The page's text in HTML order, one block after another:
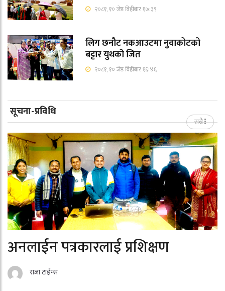
२०८१, १० जेष्ठ बिहीबार १७:३९
लिग छनौट नकआउटमा नुवाकोटको
बट्टार युथको जित
२०८१, १० जेष्ठ बिहीबार १६:४६
सूचना-प्रविधि
सबै
अनलाईन पत्रकारलाई प्रशिक्षण
राजा टाईम्स